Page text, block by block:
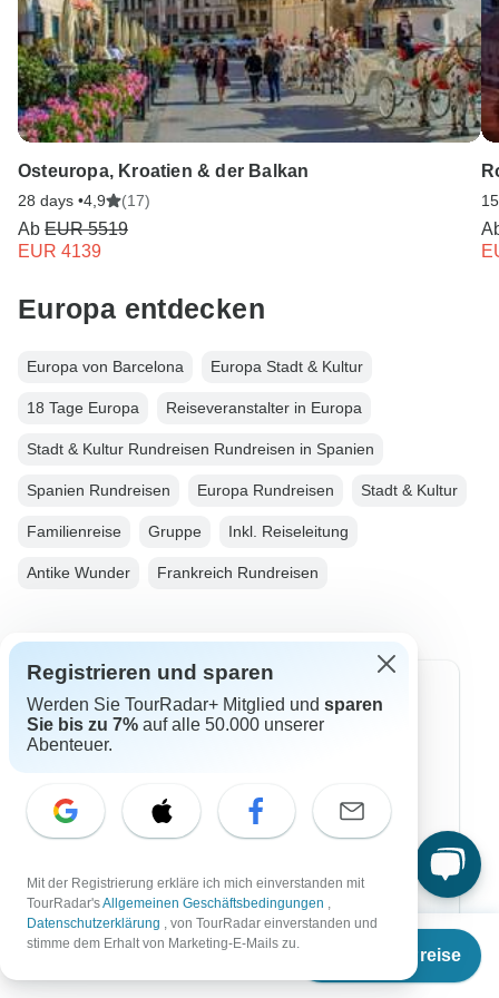
Ab€6.075
Termine & Preise
Osteuropa, Kroatien & der Balkan
28 days •4,9 (17)
Ab EUR 5519
EUR 4139
Europa entdecken
Europa von Barcelona Europa Stadt & Kultur
18 Tage Europa Reiseveranstalter in Europa
Stadt & Kultur Rundreisen Rundreisen in Spanien
Spanien Rundreisen Europa Rundreisen Stadt & Kultur
Familienreise Gruppe Inkl. Reiseleitung
Antike Wunder Frankreich Rundreisen
Top Reiseziele
Afrika
Australien
Europa
Südamerika
Registrieren und sparen
Werden Sie TourRadar+ Mitglied und sparen
Sie bis zu 7% auf alle 50.000 unserer
Abenteuer.
Mit der Registrierung erkläre ich mich einverstanden mit
TourRadar'sAllgemeinen Geschäftsbedingungen ,
Datenschutzerklärung , von TourRadar einverstanden und
stimme dem Erhalt von Marketing-E-Mails zu.